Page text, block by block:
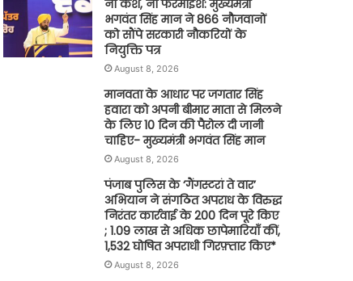
ना कैश, ना फरमाइश: मुख्यमंत्री
भगवंत सिंह मान ने 866 नौजवानों
को सौंपे सरकारी नौकरियों के
नियुक्ति पत्र
August 8, 2026
मानवता के आधार पर जगतार सिंह
हवारा को अपनी बीमार माता से मिलने
के लिए 10 दिन की पैरोल दी जानी
चाहिए- मुख्यमंत्री भगवंत सिंह मान
August 8, 2026
पंजाब पुलिस के ‘गैंगस्टरां ते वार’
अभियान ने संगठित अपराध के विरुद्ध
निरंतर कार्रवाई के 200 दिन पूरे किए
; 1.09 लाख से अधिक छापेमारियाँ कीं,
1,532 घोषित अपराधी गिरफ़्तार किए*
August 8, 2026